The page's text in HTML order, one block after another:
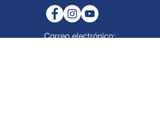
Correo electrónico: